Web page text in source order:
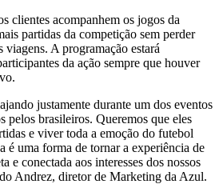
clientes acompanhem os jogos da
partidas da competição sem perder
viagens. A programação estará
da ação sempre que houver
justamente durante um dos eventos
pelos brasileiros. Queremos que eles
e viver toda a emoção do futebol
é uma forma de tornar a experiência de
e conectada aos interesses dos nossos
Andrez, diretor de Marketing da Azul.